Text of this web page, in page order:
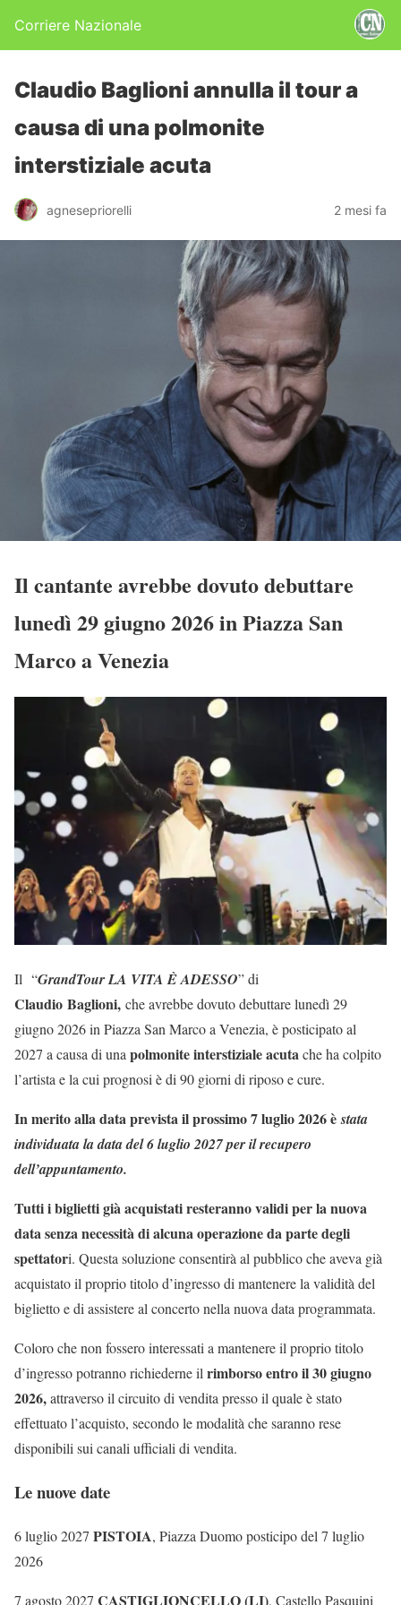
Corriere Nazionale
Claudio Baglioni annulla il tour a
causa di una polmonite
interstiziale acuta
agnesepriorelli 2 mesi fa
Il cantante avrebbe dovuto debuttare
lunedì 29 giugno 2026 in Piazza San
Marco a Venezia
Il “GrandTour LA VITA È ADESSO” di
Claudio Baglioni, che avrebbe dovuto debuttare lunedì 29
giugno 2026 in Piazza San Marco a Venezia, è posticipato al
2027 a causa di una polmonite interstiziale acutache ha colpito
l’artista e la cui prognosi è di 90 giorni di riposo e cure.
In merito alla data prevista il prossimo 7 luglio 2026 èstata
individuata la data del 6 luglio 2027 per il recupero
dell’appuntamento.
Tutti i biglietti già acquistati resteranno validi per la nuova
data senza necessità di alcuna operazione da parte degli
spettatori. Questa soluzione consentirà al pubblico che aveva già
acquistato il proprio titolo d’ingresso di mantenere la validità del
biglietto e di assistere al concerto nella nuova data programmata.
Coloro che non fossero interessati a mantenere il proprio titolo
d’ingresso potranno richiederne il rimborso entro il 30 giugno
2026,attraverso il circuito di vendita presso il quale è stato
effettuato l’acquisto, secondo le modalità che saranno rese
disponibili sui canali ufficiali di vendita.
Le nuove date
6 luglio 2027 PISTOIA, Piazza Duomoposticipo del 7 luglio
2026
7 agosto 2027 CASTIGLIONCELLO (LI), Castello Pasquini